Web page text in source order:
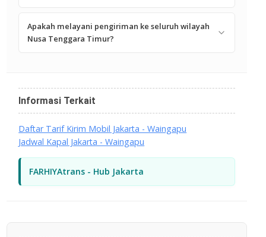
Apakah melayani pengiriman ke seluruh wilayah
Nusa Tenggara Timur?
Informasi Terkait
Daftar Tarif Kirim Mobil Jakarta - Waingapu
Jadwal Kapal Jakarta - Waingapu
FARHIYAtrans - Hub Jakarta